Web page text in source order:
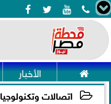
   
 الأخبار
اتصالات وتكنولوجيا